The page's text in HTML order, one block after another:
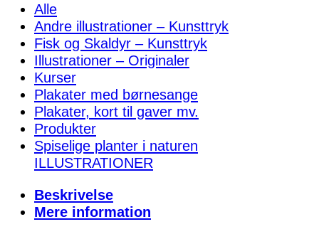
nr.
2
–
Plakat
antal
Alle
Andre illustrationer – Kunsttryk
Fisk og Skaldyr – Kunsttryk
Illustrationer – Originaler
Kurser
Plakater med børnesange
Plakater, kort til gaver mv.
Produkter
Spiselige planter i naturen
ILLUSTRATIONER
Beskrivelse
Mere information